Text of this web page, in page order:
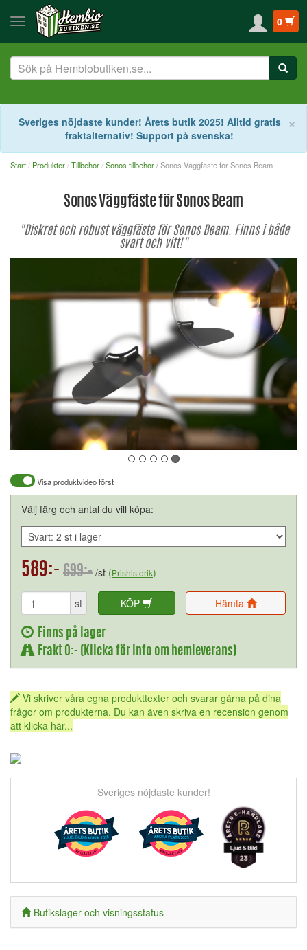
0
×
Sveriges nöjdaste kunder! Årets butik 2025! Alltid gratis
fraktalternativ! Support på svenska!
Start Produkter Tillbehör Sonos tillbehör/ Sonos Väggfäste för Sonos Beam
Sonos Väggfäste för Sonos Beam
"Diskret och robust väggfäste för Sonos Beam. Finns i både
svart och vitt!"
Visa produktvideo först
Välj färg och antal du vill köpa:
589:- 699:- /st (Prishistorik)
st KÖP Hämta
Finns på lager
Frakt 0:- (Klicka för info om hemleverans)
Vi skriver våra egna produkttexter och svarar gärna på dina
frågor om produkterna. Du kan även skriva en recension genom
att klicka här...
Sveriges nöjdaste kunder!
Butikslager och visningsstatus